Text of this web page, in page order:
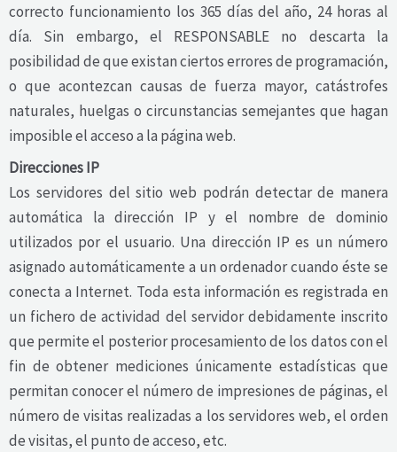
correcto funcionamiento los 365 días del año, 24 horas al
día. Sin embargo, el RESPONSABLE no descarta la
posibilidad de que existan ciertos errores de programación,
o que acontezcan causas de fuerza mayor, catástrofes
naturales, huelgas o circunstancias semejantes que hagan
imposible el acceso a la página web.
Direcciones IP
Los servidores del sitio web podrán detectar de manera
automática la dirección IP y el nombre de dominio
utilizados por el usuario. Una dirección IP es un número
asignado automáticamente a un ordenador cuando éste se
conecta a Internet. Toda esta información es registrada en
un fichero de actividad del servidor debidamente inscrito
que permite el posterior procesamiento de los datos con el
fin de obtener mediciones únicamente estadísticas que
permitan conocer el número de impresiones de páginas, el
número de visitas realizadas a los servidores web, el orden
de visitas, el punto de acceso, etc.